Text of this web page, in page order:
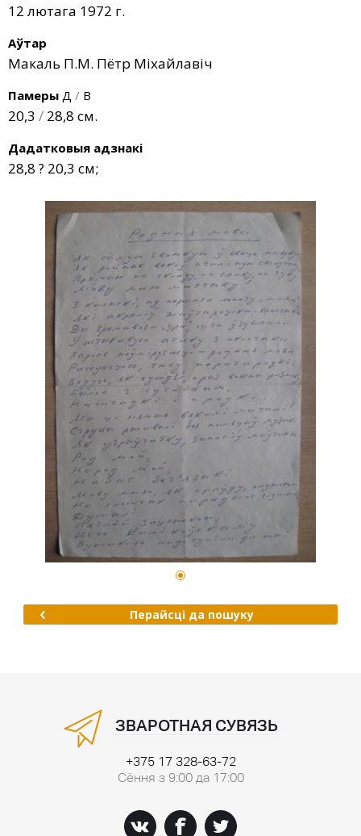
12 лютага 1972 г.
Аўтар
Макаль П.М. Пётр Міхайлавіч
Памеры Д / В
20,3 / 28,8 см.
Дадатковыя адзнакі
28,8 ? 20,3 см;
Перайсці да пошуку
ЗВАРОТНАЯ СУВЯЗЬ
+375 17 328-63-72
Сёння з 9:00 да 17:00